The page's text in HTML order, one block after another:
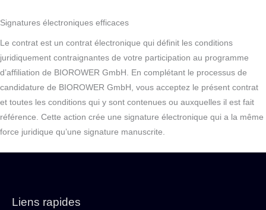
Signatures électroniques efficaces
Le contrat est un contrat électronique qui définit les conditions
juridiquement contraignantes de votre participation au programme
d’affiliation de BIOROWER GmbH. En complétant le processus de
candidature de BIOROWER GmbH, vous acceptez le présent contrat
et toutes les conditions qui y sont contenues ou auxquelles il est fait
référence. Cette action crée une signature électronique qui a la même
force juridique qu’une signature manuscrite.
Liens rapides